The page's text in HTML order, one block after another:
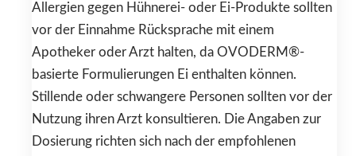
Allergien gegen Hühnerei- oder Ei-Produkte sollten
vor der Einnahme Rücksprache mit einem
Apotheker oder Arzt halten, da OVODERM®-
basierte Formulierungen Ei enthalten können.
Stillende oder schwangere Personen sollten vor der
Nutzung ihren Arzt konsultieren. Die Angaben zur
Dosierung richten sich nach der empfohlenen